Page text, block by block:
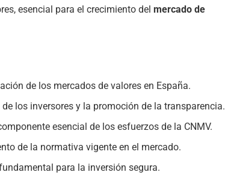
esencial para el crecimiento del mercado de
de los mercados de valores en España.
los inversores y la promoción de la transparencia.
esencial de los esfuerzos de la CNMV.
de la normativa vigente en el mercado.
para la inversión segura.